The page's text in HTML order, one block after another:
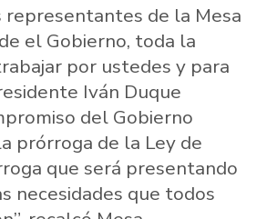
representantes de la Mesa
el Gobierno, toda la
por ustedes y para
Iván Duque
del Gobierno
prórroga de la Ley de
que será presentando
necesidades que todos